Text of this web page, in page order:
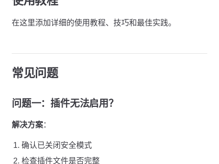
在这里添加详细的使用教程、技巧和最佳实践。
常见问题
问题一：插件无法启用？
解决方案：
确认已关闭安全模式
检查插件文件是否完整